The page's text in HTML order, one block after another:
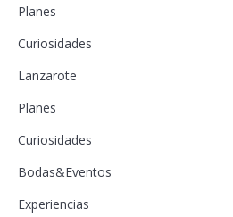
Planes
Curiosidades
Lanzarote
Planes
Curiosidades
Bodas&Eventos
Experiencias